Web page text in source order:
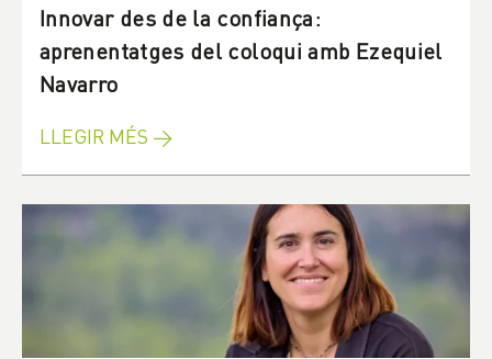
Innovar des de la confiança:
aprenentatges del coloqui amb Ezequiel
Navarro
LLEGIR MÉS →